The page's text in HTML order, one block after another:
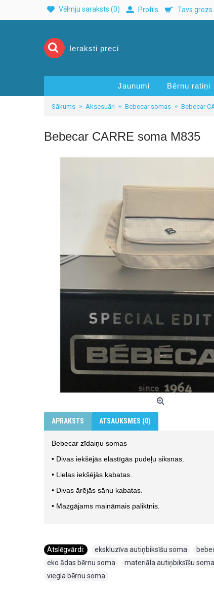
Vēlmju saraksts (0) Profils Tavs grozs
Jaunumi Bērnu ratiņi
Sākums Aksesuāri Bebecar somas Bebecar
Bebecar CARRE soma M835
APRAKSTS ATSAUKSMES (0)
Bebecar zīdaiņu somas
• Divas iekšējās elastīgās pudeļu siksnas.
• Lielas iekšējās kabatas.
• Divas ārējās sānu kabatas.
• Mazgājams maināmais paliktnis.
Atslēgvārdi: ekskluzīva autiņbiksīšu soma
eko ādas bērnu soma
materiāla autiņbiksīšu soma
viegla bērnu soma